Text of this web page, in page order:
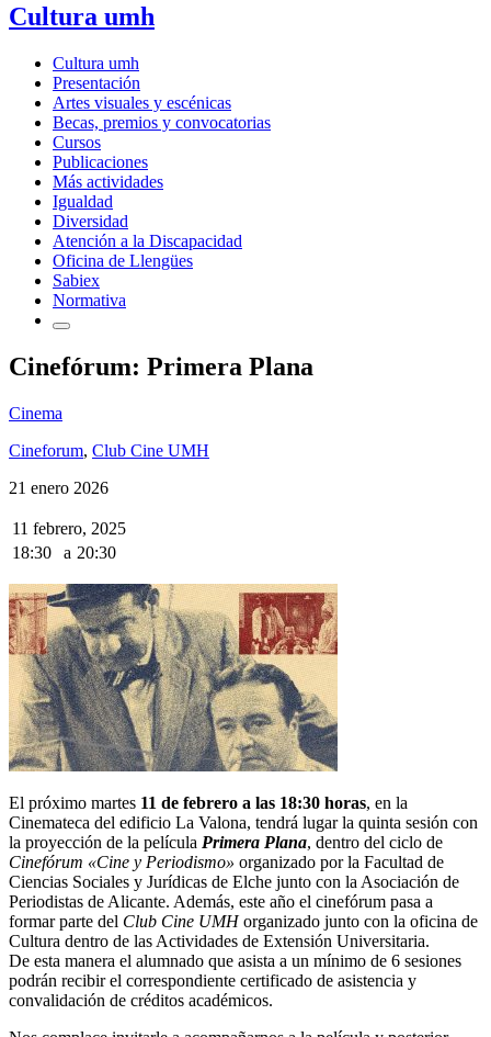
Cultura umh
Cultura umh
Presentación
Artes visuales y escénicas
Becas, premios y convocatorias
Cursos
Publicaciones
Más actividades
Igualdad
Diversidad
Atención a la Discapacidad
Oficina de Llengües
Sabiex
Normativa
Cinefórum: Primera Plana
Cinema
Cineforum, Club Cine UMH
21 enero 2026
11 febrero, 2025
18:30
a 20:30
El próximo martes 11 de febrero a las 18:30 horas, en la
Cinemateca del edificio La Valona, tendrá lugar la quinta sesión con
la proyección de la película Primera Plana, dentro del ciclo de
Cinefórum «Cine y Periodismo» organizado por la Facultad de
Ciencias Sociales y Jurídicas de Elche junto con la Asociación de
Periodistas de Alicante. Además, este año el cinefórum pasa a
formar parte del Club Cine UMHorganizado junto con la oficina de
Cultura dentro de las Actividades de Extensión Universitaria.
De esta manera el alumnado que asista a un mínimo de 6 sesiones
podrán recibir el correspondiente certificado de asistencia y
convalidación de créditos académicos.